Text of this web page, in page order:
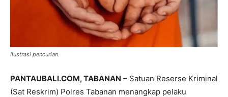
Ilustrasi pencurian.
PANTAUBALI.COM, TABANAN – Satuan Reserse Kriminal
(Sat Reskrim) Polres Tabanan menangkap pelaku